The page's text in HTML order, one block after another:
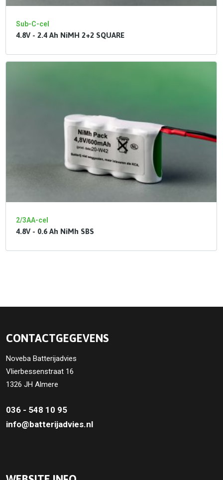
Sub-C-cel
4.8V - 2.4 Ah NiMH 2+2 SQUARE
2/3AA-cel
4.8V - 0.6 Ah NiMh SBS
CONTACTGEGEVENS
Noveba Batterijadvies
Vlierbessenstraat 16
1326 JH Almere
036 - 548 10 95
info@batterijadvies.nl